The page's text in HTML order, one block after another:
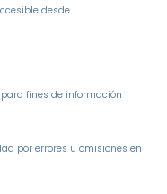
desde
fines de información
por errores u omisiones en